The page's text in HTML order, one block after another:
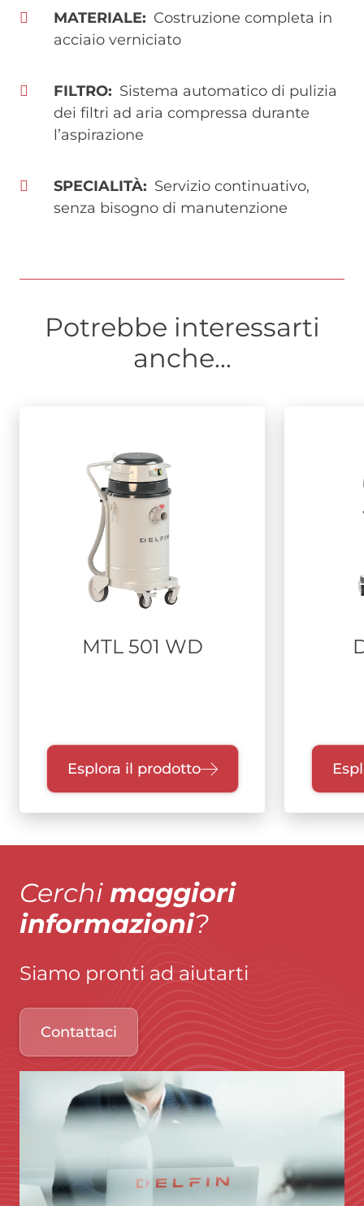
MATERIALE
Costruzione completa in
acciaio verniciato
FILTRO
Sistema automatico di pulizia
dei filtri ad aria compressa durante
l’aspirazione
SPECIALITÀ
Servizio continuativo,
senza bisogno di manutenzione
Potrebbe interessarti
anche...
MTL 501 WD
Esplora il prodotto
Cerchi maggiori
informazioni?
Siamo pronti ad aiutarti
Contattaci
Immagine